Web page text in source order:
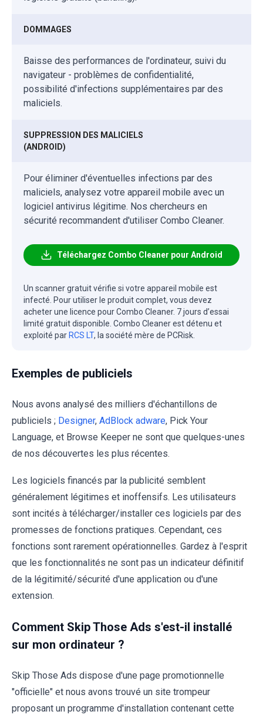
DOMMAGES
Baisse des performances de l'ordinateur, suivi du
navigateur - problèmes de confidentialité,
possibilité d'infections supplémentaires par des
maliciels.
SUPPRESSION DES MALICIELS
(ANDROID)
Pour éliminer d'éventuelles infections par des
maliciels, analysez votre appareil mobile avec un
logiciel antivirus légitime. Nos chercheurs en
sécurité recommandent d'utiliser Combo Cleaner.
Téléchargez Combo Cleaner pour Android
Un scanner gratuit vérifie si votre appareil mobile est
infecté. Pour utiliser le produit complet, vous devez
acheter une licence pour Combo Cleaner. 7 jours d’essai
limité gratuit disponible. Combo Cleaner est détenu et
exploité par RCS LT, la société mère de PCRisk.
Exemples de publiciels
Nous avons analysé des milliers d'échantillons de
publiciels ; Designer, AdBlock adware, Pick Your
Language, et Browse Keeper ne sont que quelques-unes
de nos découvertes les plus récentes.
Les logiciels financés par la publicité semblent
généralement légitimes et inoffensifs. Les utilisateurs
sont incités à télécharger/installer ces logiciels par des
promesses de fonctions pratiques. Cependant, ces
fonctions sont rarement opérationnelles. Gardez à l'esprit
que les fonctionnalités ne sont pas un indicateur définitif
de la légitimité/sécurité d'une application ou d'une
extension.
Comment Skip Those Ads s'est-il installé
sur mon ordinateur ?
Skip Those Ads dispose d'une page promotionnelle
"officielle" et nous avons trouvé un site trompeur
proposant un programme d'installation contenant cette